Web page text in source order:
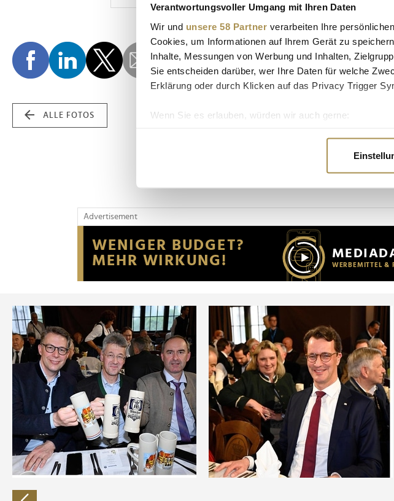
Verantwortungsvoller Umgang mit Ihren Daten
Wir und unsere 58 Partner verarbeiten Ihre
Cookies, um Informationen auf Ihrem Gerät zu
Inhalte, Messungen von Werbung und Inhalten,
Sie entscheiden darüber, wer Ihre Daten für welche
Erklärung oder durch Klicken auf das Privacy Trigger
Wenn Sie es erlauben, würden wir auch gerne:
Erfahren Sie mehr darüber, wie Ihre persönlichen
Wir verwenden Cookies, um Inhalte und Anzeigen zu
Website an unsere Partner für soziale Medien,
möglicherweise mit weiteren Daten zusammen, die Sie
der Dienste gesammelt haben.
ALLE FOTOS
Advertisement